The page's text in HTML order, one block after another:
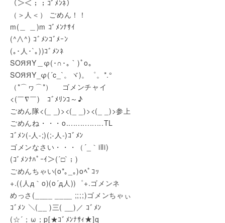
（＞＜；；ｺﾞﾒﾝﾈ）
（＞人＜） ごめん！！
m(＿ ＿)m ｺﾞﾒﾝﾅｻｲ
(^∧^) ｺﾞﾒﾝｺﾞﾒｰﾝ
(｡･人･`｡))ｺﾞﾒﾝﾈ
SΟЯЯΥ＿φ(･∩･｡｀)ﾟo｡
SΟЯЯΥ_φ(´c_`。ヾ)。゜。*.°
（*⌒ヮ⌒*）ゞ ゴメンチャイ
<(￣∇￣)ゞｺﾞﾒﾘﾝｺ～♪
ごめん隊<(_ _)><(_ _)><(_ _)>参上
ごめんね・・・o................TL
ｺﾞﾒﾝ(-人-;)(;-人-)ｺﾞﾒﾝ
ゴメンなさい・・・（´_｀illi)
(ｺﾞﾒﾝﾅﾊﾟｰｲ＞(´□`；)
ごめんちゃい(o*｡_｡)oﾍﾟｺｯ
+.((人д｀o)(o´д人))゜+.ゴメンネ
めっさ(____ ____ ;;;;)ゴメンちゃぃ
ｺﾞﾒﾝ ＼(__ )三( __)／ ｺﾞﾒﾝ
(☆´；ω；p[★ｺﾞﾒﾝﾅｻｨ★]q